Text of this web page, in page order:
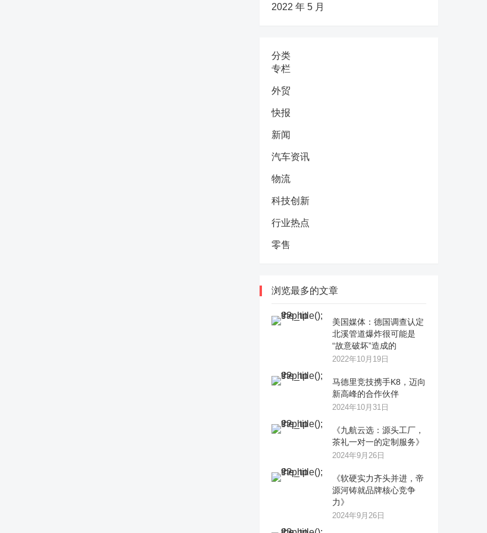
2022 年 5 月
分类
专栏
外贸
快报
新闻
汽车资讯
物流
科技创新
行业热点
零售
浏览最多的文章
美国媒体：德国调查认定
北溪管道爆炸很可能是
“故意破坏”造成的
2022年10月19日
马德里竞技携手K8，迈向
新高峰的合作伙伴
2024年10月31日
《九航云选：源头工厂，
茶礼一对一的定制服务》
2024年9月26日
《软硬实力齐头并进，帝
源河铸就品牌核心竞争
力》
2024年9月26日